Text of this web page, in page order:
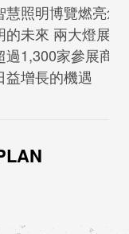
照明博覽燃亮創
的未來 兩大燈展
過1,300家參展商
益增長的機遇